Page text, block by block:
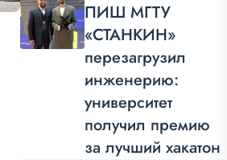
ПИШ МГТУ
«СТАНКИН»
перезагрузил
инженерию:
университет
получил премию
за лучший хакатон